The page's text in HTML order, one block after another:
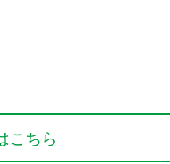
こちら